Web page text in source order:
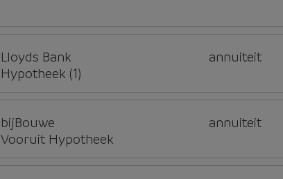
Lloyds Bank
Hypotheek (1)
annuiteit
bijBouwe
Vooruit Hypotheek
annuiteit